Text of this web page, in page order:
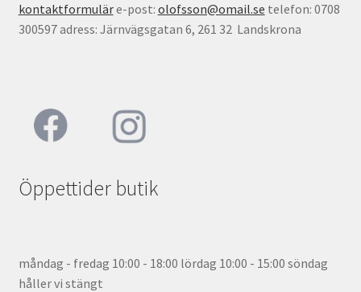
kontaktformuläre-post: olofsson@omail.se telefon: 0708
300597 adress: Järnvägsgatan 6, 261 32 Landskrona
Öppettider butik
måndag - fredag 10:00 - 18:00 lördag 10:00 - 15:00 söndag
håller vi stängt